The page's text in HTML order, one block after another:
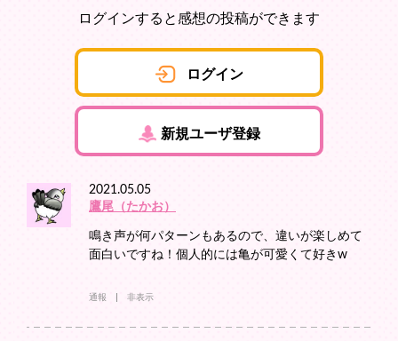
ログインすると感想の投稿ができます
ログイン
新規ユーザ登録
2021.05.05
鷹尾（たかお）
鳴き声が何パターンもあるので、違いが楽しめて
面白いですね！個人的には亀が可愛くて好きw
通報 非表示